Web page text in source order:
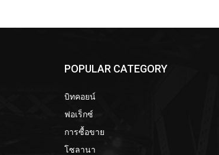
POPULAR CATEGORY
บิทคอยน์
ฟอเร็กซ์
การซื้อขาย
โซลานา